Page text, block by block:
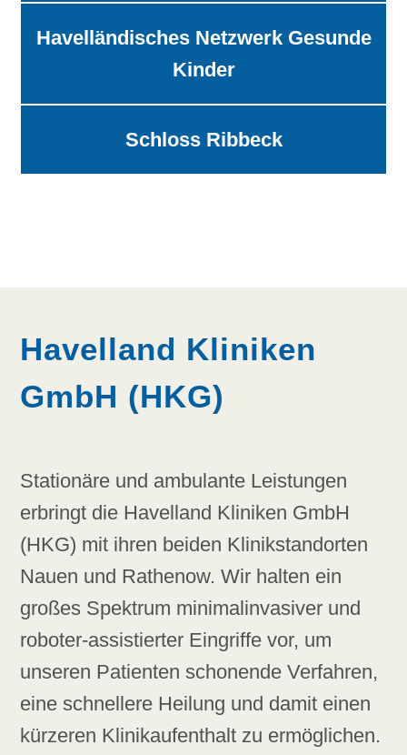
Havelländisches Netzwerk Gesunde
Kinder
Schloss Ribbeck
Havelland Kliniken
GmbH (HKG)
Stationäre und ambulante Leistungen
erbringt die Havelland Kliniken GmbH
(HKG) mit ihren beiden Klinikstandorten
Nauen und Rathenow. Wir halten ein
großes Spektrum minimalinvasiver und
roboter-assistierter Eingriffe vor, um
unseren Patienten schonende Verfahren,
eine schnellere Heilung und damit einen
kürzeren Klinikaufenthalt zu ermöglichen.